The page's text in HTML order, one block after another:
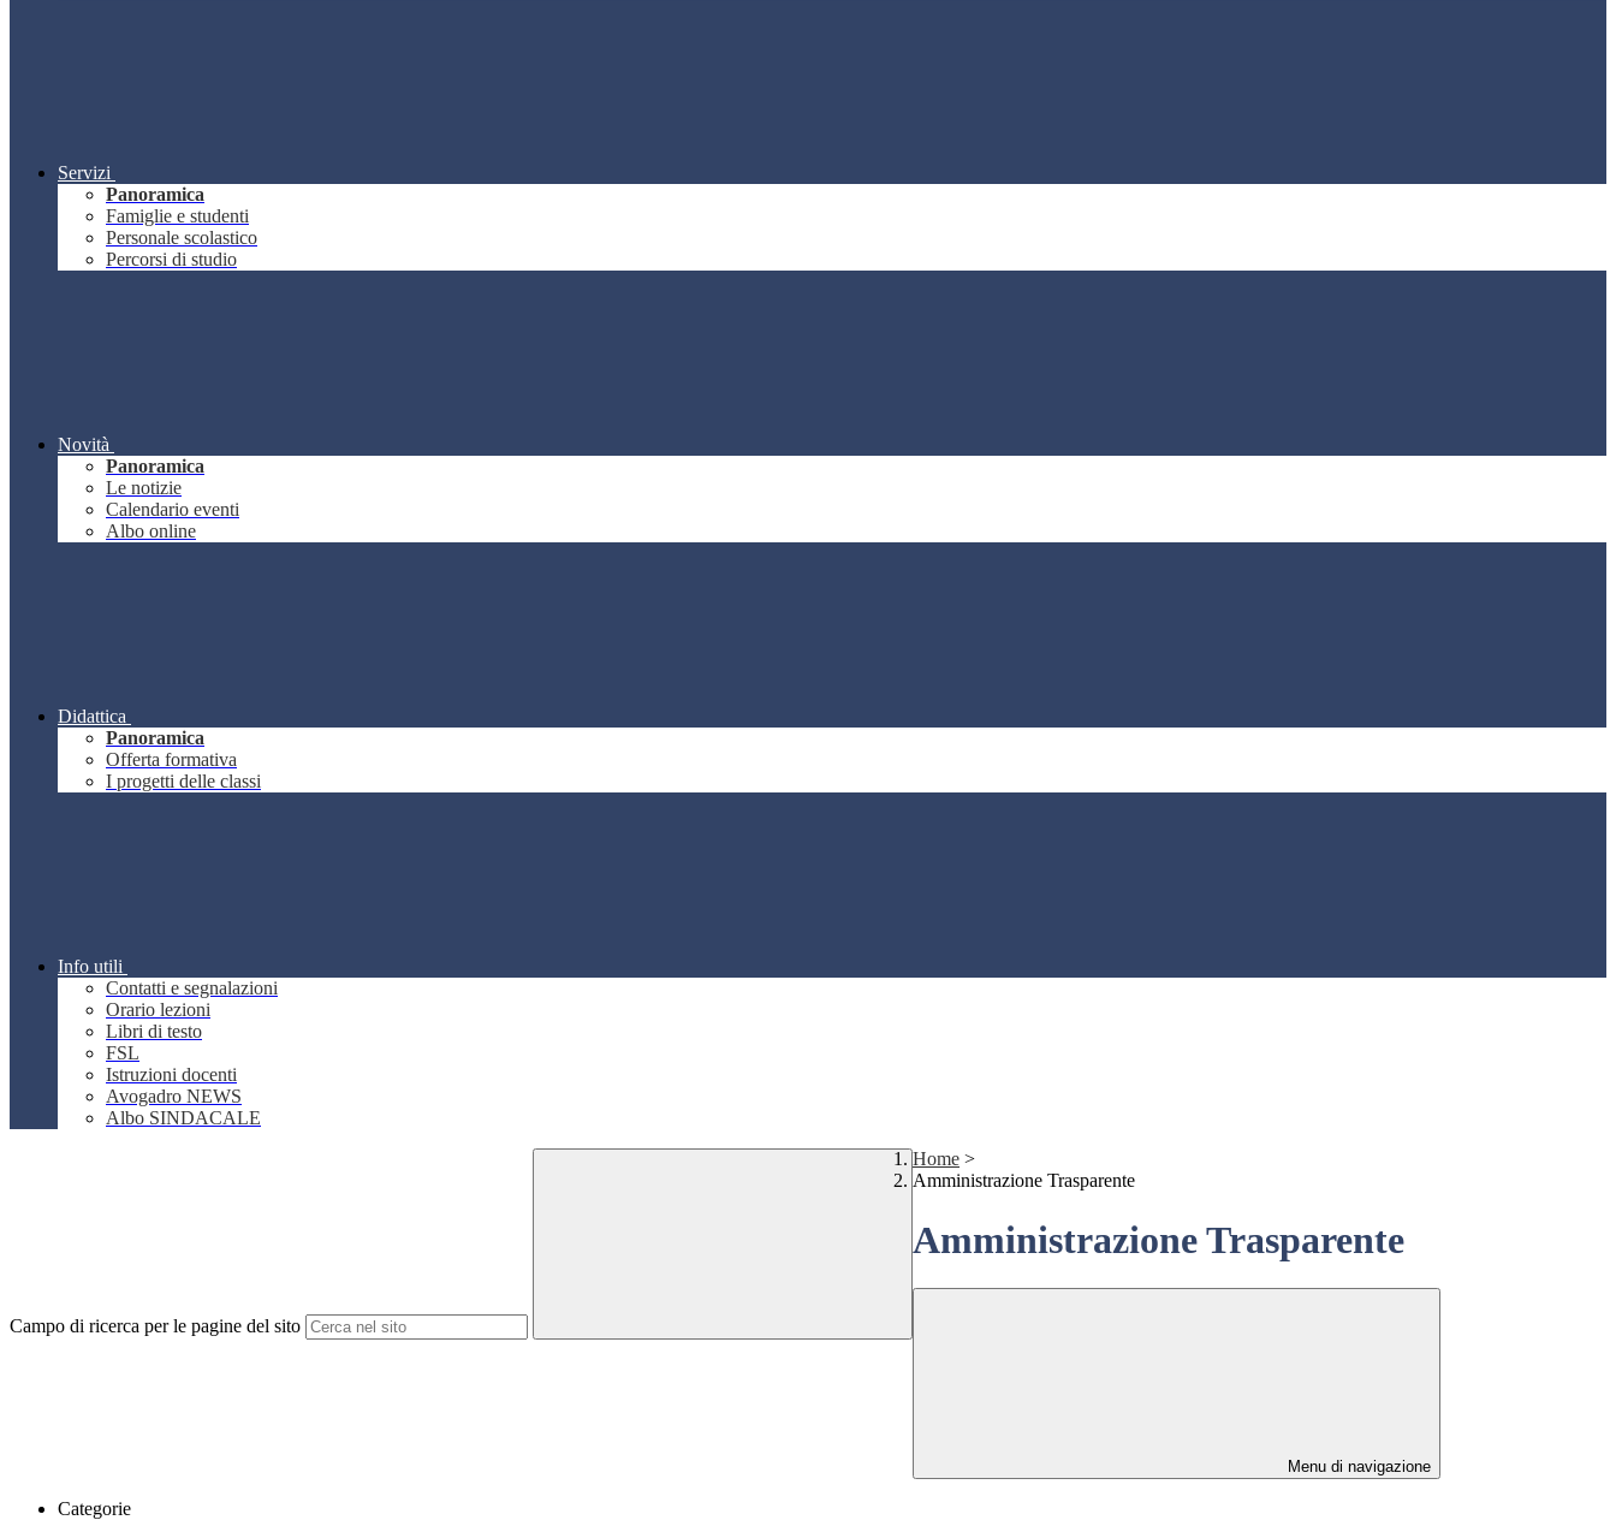
Servizi
Panoramica
Famiglie e studenti
Personale scolastico
Percorsi di studio
Novità
Panoramica
Le notizie
Calendario eventi
Albo online
Didattica
Panoramica
Offerta formativa
I progetti delle classi
Info utili
Contatti e segnalazioni
Orario lezioni
Libri di testo
FSL
Istruzioni docenti
Avogadro NEWS
Albo SINDACALE
Campo di ricerca per le pagine del sito
Home >
Amministrazione Trasparente
Amministrazione Trasparente
Menu di navigazione
Categorie